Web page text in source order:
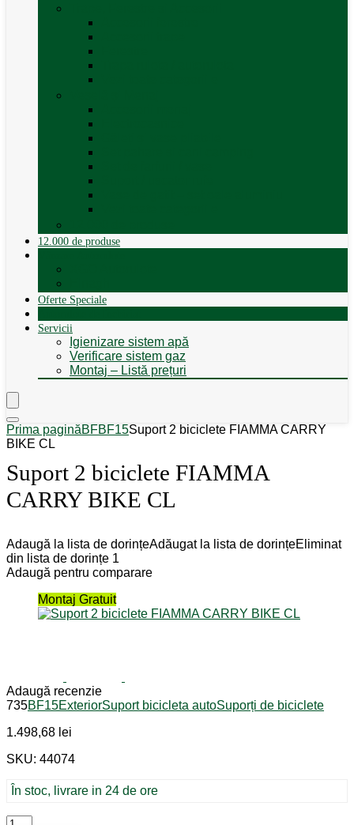
12.000 de produse
Oferte Speciale
Servicii
Igienizare sistem apă
Verificare sistem gaz
Montaj – Listă prețuri
Prima paginăBFBF15Suport 2 biciclete FIAMMA CARRY
BIKE CL
Suport 2 biciclete FIAMMA
CARRY BIKE CL
Adaugă la lista de dorințeAdăugat la lista de dorințeEliminat
din lista de dorințe 1
Adaugă pentru comparare
Montaj Gratuit
Adaugă recenzie
735BF15ExteriorSuport bicicleta autoSuporți de biciclete
1.498,68 lei
SKU: 44074
În stoc, livrare in 24 de ore
Cantitate